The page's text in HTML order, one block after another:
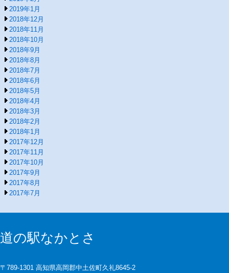
2019年1月
2018年12月
2018年11月
2018年10月
2018年9月
2018年8月
2018年7月
2018年6月
2018年5月
2018年4月
2018年3月
2018年2月
2018年1月
2017年12月
2017年11月
2017年10月
2017年9月
2017年8月
2017年7月
道の駅なかとさ
〒789-1301 高知県高岡郡中土佐町久礼8645-2